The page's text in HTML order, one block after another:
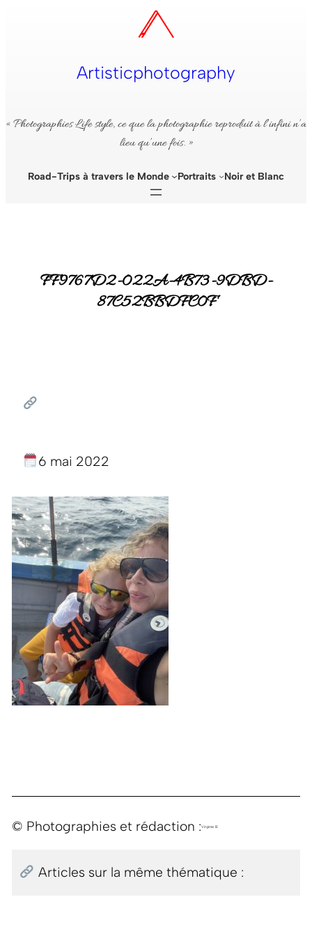
Artisticphotography
« Photographies Life style, ce que la photographie reproduit à l’infini n’a
lieu qu’une fois. »
Road-Trips à travers le Monde Portraits Noir et Blanc
FF9767D2-022A-4B73-9DBD-
87C52BBDFC0F
6 mai 2022
© Photographies et rédaction :Virginie B.
Articles sur la même thématique :